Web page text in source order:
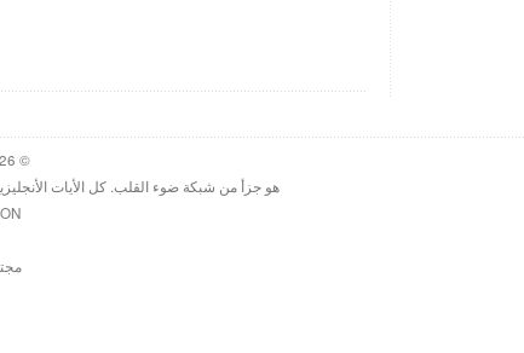
© 1998-2026 Heartlight, Inc. Verseoftheday.com
هو جزأ من شبكة ضوء القلب. كل الأيات